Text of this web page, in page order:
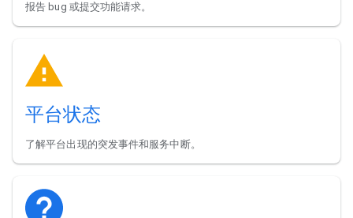
报告 bug 或提交功能请求。
平台状态
了解平台出现的突发事件和服务中断。